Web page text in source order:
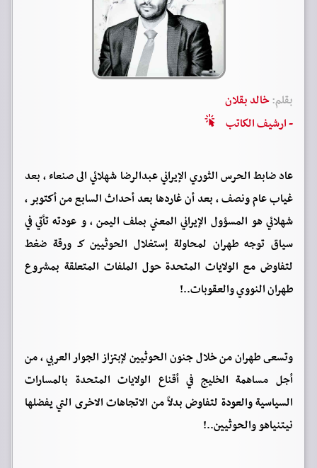
بقلم:خالد بقلان
- ارشيف الكاتب
عاد ضابط الحرس الثوري الإيراني عبدالرضا شهلائي الى صنعاء ، بعد
غياب عام ونصف ، بعد أن غاردها بعد أحداث السابع من أكتوبر ،
شهلائي هو المسؤول الإيراني المعني بملف اليمن ، و عودته تأتي في
سياق توجه طهران لمحاولة إستغلال الحوثيين كـ ورقة ضغط
لتفاوض مع الولايات المتحدة حول الملفات المتعلقة بمشروع
طهران النووي والعقوبات..!
وتسعى طهران من خلال جنون الحوثيين لإبتزاز الجوار العربي ، من
أجل مساهمة الخليج في أقناع الولايات المتحدة بالمسارات
السياسية والعودة لتفاوض بدلاً من الاتجاهات الاخرى التي يفضلها
نيتنياهو والحوثيين..!